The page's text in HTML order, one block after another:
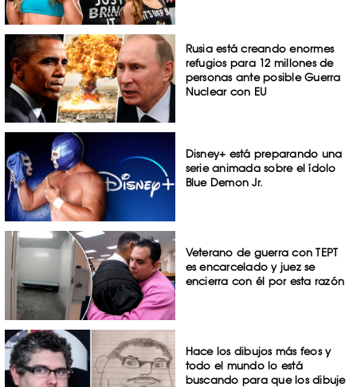
Rusia está creando enormes
refugios para 12 millones de
personas ante posible Guerra
Nuclear con EU
Disney+ está preparando una
serie animada sobre el ídolo
Blue Demon Jr.
Veterano de guerra con TEPT
es encarcelado y juez se
encierra con él por esta razón
Hace los dibujos más feos y
todo el mundo lo está
buscando para que los dibuje